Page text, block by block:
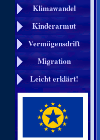
Klimawandel
Kinderarmut
Vermögensdrift
Migration
Leicht erklärt!